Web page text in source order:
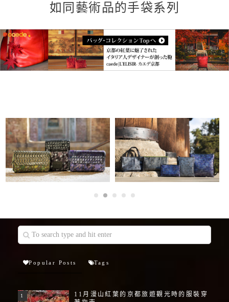
如同藝術品的手袋系列
Popular Posts Tags
11月漫山紅葉的京都旅遊觀光時的服裝穿